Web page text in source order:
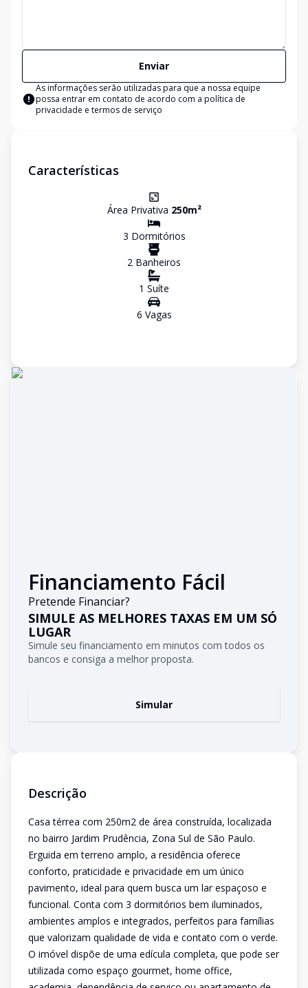
Enviar
As informações serão utilizadas para que a nossa equipe
possa entrar em contato de acordo com a política de
privacidade e termos de serviço
Características
Área Privativa 250m²
3 Dormitórios
2 Banheiros
1 Suíte
6 Vagas
Financiamento Fácil
Pretende Financiar?
SIMULE AS MELHORES TAXAS EM UM SÓ
LUGAR
Simule seu financiamento em minutos com todos os
bancos e consiga a melhor proposta.
Simular
Descrição
Casa térrea com 250m2 de área construída, localizada
no bairro Jardim Prudência, Zona Sul de São Paulo.
Erguida em terreno amplo, a residência oferece
conforto, praticidade e privacidade em um único
pavimento, ideal para quem busca um lar espaçoso e
funcional. Conta com 3 dormitórios bem iluminados,
ambientes amplos e integrados, perfeitos para famílias
que valorizam qualidade de vida e contato com o verde.
O imóvel dispõe de uma edícula completa, que pode ser
utilizada como espaço gourmet, home office,